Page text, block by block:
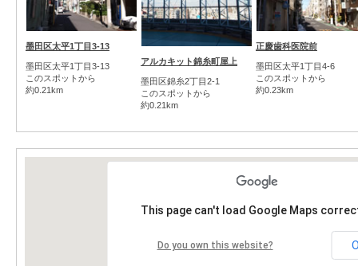
墨田区太平1丁目3-13
墨田区太平1丁目3-13
このスポットから
約0.21km
アルカキット錦糸町屋上
墨田区錦糸2丁目2-1
このスポットから
約0.21km
正慶歯科医院前
墨田区太平1丁目4-6
このスポットから
約0.23km
This page can't load Google Maps
Do you own this website?